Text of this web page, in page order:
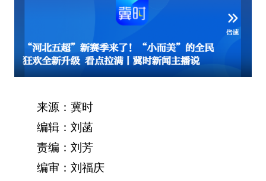
来源：冀时
编辑：刘菡
责编：刘芳
编审：刘福庆